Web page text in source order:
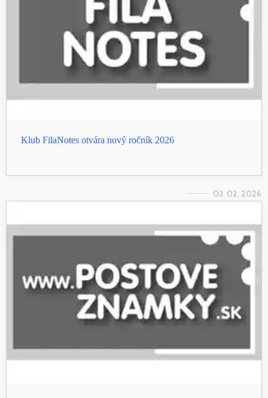
Klub FilaNotes otvára nový ročník 2026
03. 02. 2026